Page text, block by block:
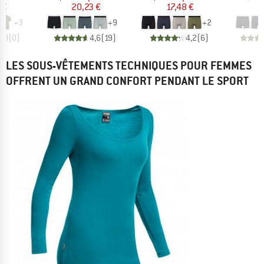
+3
(0)
20,23 €
+9
4,6( 19)
17,48 €
+2
4,2(6)
LES SOUS-VÊTEMENTS TECHNIQUES POUR FEMMES
OFFRENT UN GRAND CONFORT PENDANT LE SPORT